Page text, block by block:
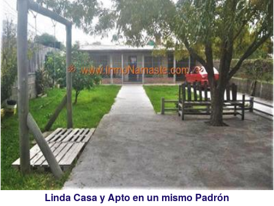
Linda Casa y Apto en un mismo Padrón